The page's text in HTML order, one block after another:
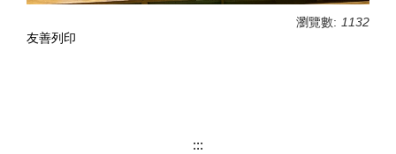
瀏覽數: 1132
友善列印
:::